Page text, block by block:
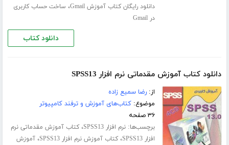
دانلود رایگان کتاب آموزش Gmail ، ساخت حساب کاربری
در Gmail
دانلود کتاب
دانلود کتاب آموزش مقدماتی نرم افزار SPSS13
از:رضا سمیع زاده
موضوع:کتاب‌های آموزش و ترفند کامپیوتر
۳۶ صفحه
برچسب‌ها:نرم افزار SPSS13 ،کتاب آموزش مقدماتی نرم
افزار SPSS13
،کتاب آموزش نرم افزار SPSS13 ،آموزش